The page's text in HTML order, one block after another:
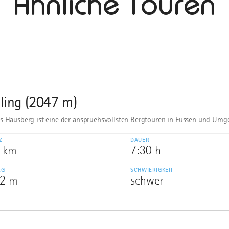
(2047 m)
Hausberg ist eine der anspruchsvollsten Bergtouren in Füssen und
km
DAUER
7:30 h
m
SCHWIERIGKEIT
schwer